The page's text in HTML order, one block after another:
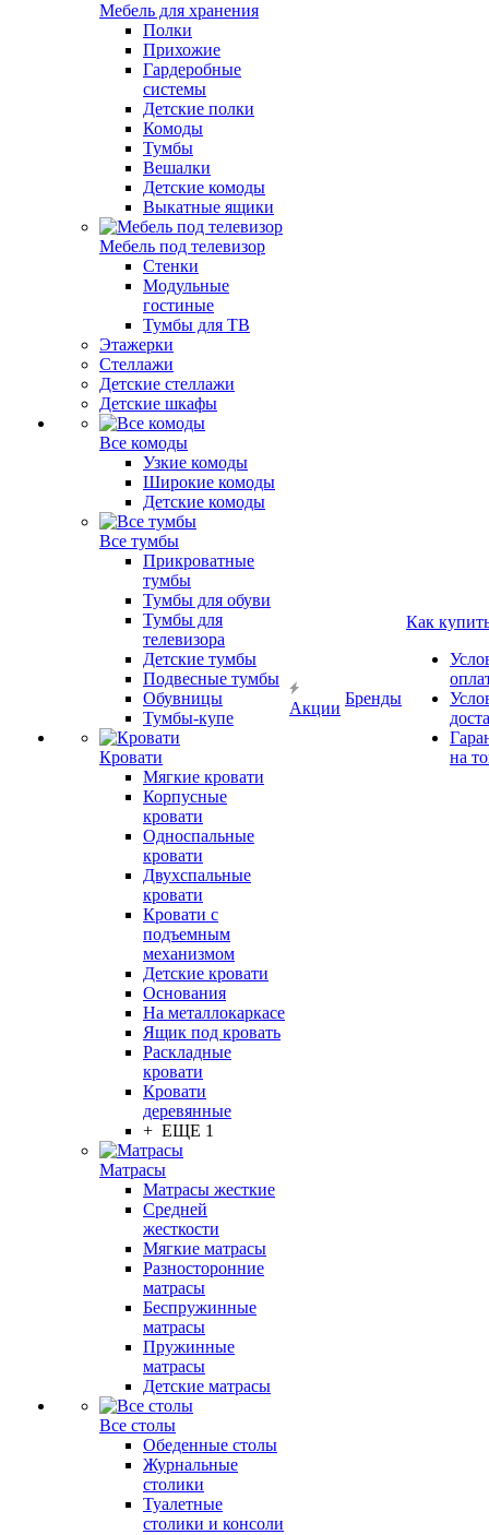
Мебель для хранения
Полки
Прихожие
Гардеробные
системы
Детские полки
Комоды
Тумбы
Вешалки
Детские комоды
Выкатные ящики
Мебель под телевизор
Стенки
Модульные
гостиные
Тумбы для ТВ
Этажерки
Стеллажи
Детские стеллажи
Детские шкафы
Все комоды
Узкие комоды
Широкие комоды
Детские комоды
Все тумбы
Прикроватные
тумбы
Тумбы для обуви
Тумбы для
телевизора
Детские тумбы
Подвесные тумбы
Обувницы
Тумбы-купе
Кровати
Мягкие кровати
Корпусные
кровати
Односпальные
кровати
Двухспальные
кровати
Кровати с
подъемным
механизмом
Детские кровати
Основания
На металлокаркасе
Ящик под кровать
Раскладные
кровати
Кровати
деревянные
+ ЕЩЕ 1
Матрасы
Матрасы жесткие
Средней
жесткости
Мягкие матрасы
Разносторонние
матрасы
Беспружинные
матрасы
Пружинные
матрасы
Детские матрасы
Все столы
Обеденные столы
Журнальные
столики
Туалетные
столики и консоли
Акции
Бренды
Как
на